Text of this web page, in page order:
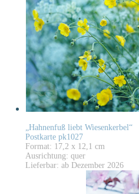
„Hahnenfuß liebt Wiesenkerbel“
Postkarte pk1027
Format: 17,2 x 12,1 cm
Ausrichtung: quer
Lieferbar: ab Dezember 2026